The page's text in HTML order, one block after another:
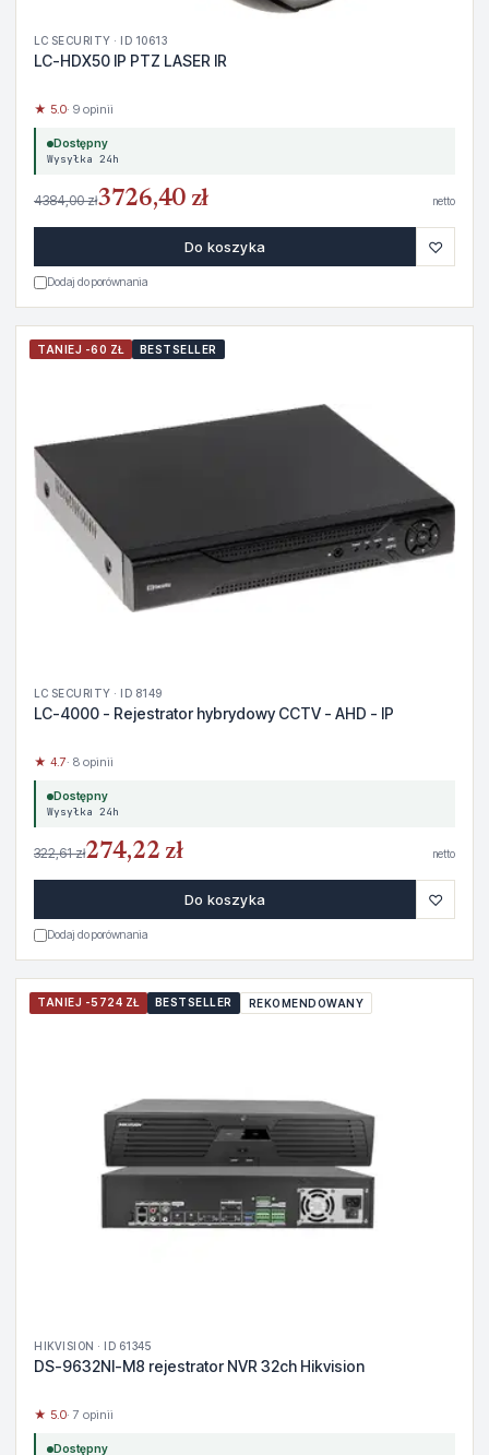
LC SECURITY · ID 10613
LC-HDX50 IP PTZ LASER IR
★ 5.0· 9 opinii
Dostępny
Wysyłka 24h
4384,00 zł3726,40 zł netto
Do koszyka ♡
Dodaj do porównania
TANIEJ -60 ZŁ BESTSELLER
LC SECURITY · ID 8149
LC-4000 - Rejestrator hybrydowy CCTV - AHD - IP
★ 4.7· 8 opinii
Dostępny
Wysyłka 24h
322,61 zł274,22 zł netto
Do koszyka ♡
Dodaj do porównania
TANIEJ -5724 ZŁ BESTSELLER REKOMENDOWANY
HIKVISION · ID 61345
DS-9632NI-M8 rejestrator NVR 32ch Hikvision
★ 5.0· 7 opinii
Dostępny